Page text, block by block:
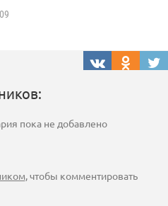
пока не добавлено
, чтобы комментировать